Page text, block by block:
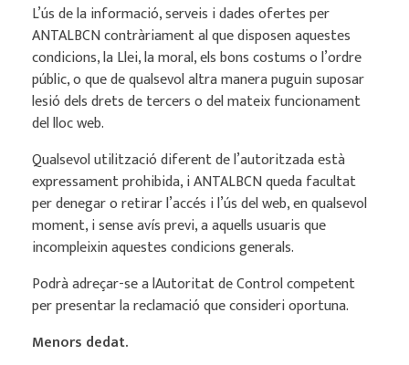
L’ús de la informació, serveis i dades ofertes per
ANTALBCN contràriament al que disposen aquestes
condicions, la Llei, la moral, els bons costums o l’ordre
públic, o que de qualsevol altra manera puguin suposar
lesió dels drets de tercers o del mateix funcionament
del lloc web.
Qualsevol utilització diferent de l’autoritzada està
expressament prohibida, i ANTALBCN queda facultat
per denegar o retirar l’accés i l’ús del web, en qualsevol
moment, i sense avís previ, a aquells usuaris que
incompleixin aquestes condicions generals.
Podrà adreçar-se a lAutoritat de Control competent
per presentar la reclamació que consideri oportuna.
Menors dedat.